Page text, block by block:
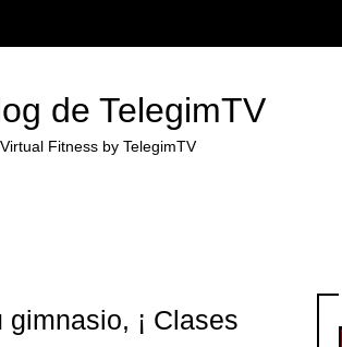
de TelegimTV
Virtual Fitness by TelegimTV
¡ Clases